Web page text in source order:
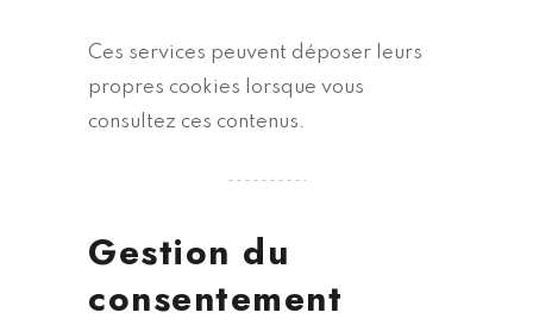
Ces services peuvent déposer leurs
propres cookies lorsque vous
consultez ces contenus.
Gestion du
consentement